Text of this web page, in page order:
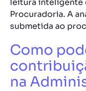
leitura inteligente
Procuradoria. A
submetida ao
Como
na